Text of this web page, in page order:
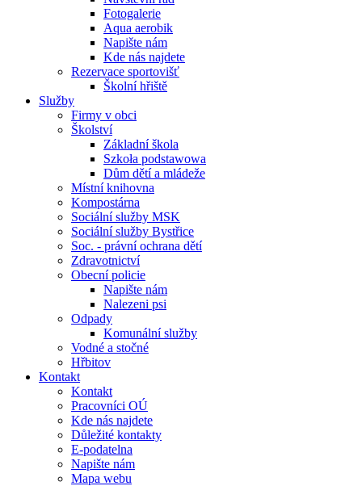
Fotogalerie
Aqua aerobik
Napište nám
Kde nás najdete
Rezervace sportovišť
Školní hřiště
Služby
Firmy v obci
Školství
Základní škola
Szkoła podstawowa
Dům dětí a mládeže
Místní knihovna
Kompostárna
Sociální služby MSK
Sociální služby Bystřice
Soc. - právní ochrana dětí
Zdravotnictví
Obecní policie
Napište nám
Nalezeni psi
Odpady
Komunální služby
Vodné a stočné
Hřbitov
Kontakt
Kontakt
Pracovníci OÚ
Kde nás najdete
Důležité kontakty
E-podatelna
Napište nám
Mapa webu